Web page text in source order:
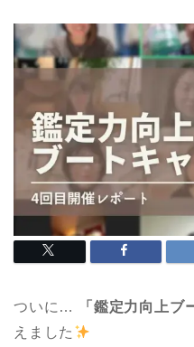
ついに… 「鑑定力向上ブ
えました